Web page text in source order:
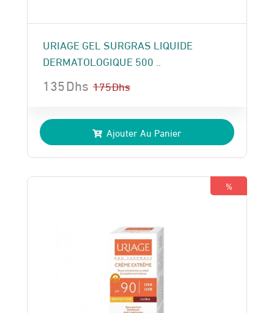
URIAGE GEL SURGRAS LIQUIDE
DERMATOLOGIQUE 500 ..
175Dhs
prix
initial
était :
175 Dhs.
135Dhs
prix
actuel
est :
135 Dhs.
Ajouter Au Panier
%